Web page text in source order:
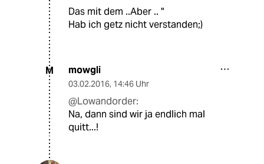
Das mit dem ..Aber .. "
Hab ich getz nicht verstanden;)
M mowgli
03.02.2016, 14:46 Uhr
@Lowandorder:
Na, dann sind wir ja endlich mal
quitt...!